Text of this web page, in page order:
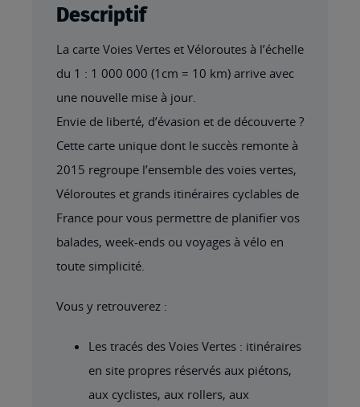
Descriptif
La carte Voies Vertes et Véloroutes à l’échelle
du 1 : 1 000 000 (1cm = 10 km) arrive avec
une nouvelle mise à jour.
Envie de liberté, d’évasion et de découverte ?
Cette carte unique dont le succès remonte à
2015 regroupe l’ensemble des voies vertes,
Véloroutes et grands itinéraires cyclables de
France pour vous permettre de planifier vos
balades, week-ends ou voyages à vélo en
toute simplicité.
Vous y retrouverez :
Les tracés des Voies Vertes : itinéraires
en site propres réservés aux piétons,
aux cyclistes, aux rollers, aux